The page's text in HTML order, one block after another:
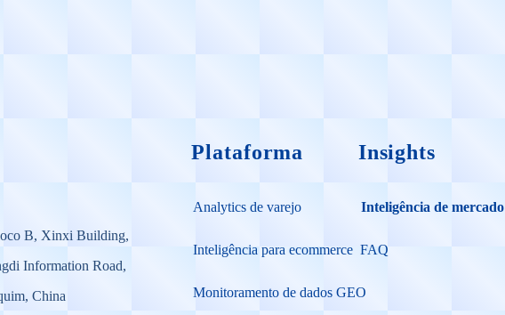
B, Xinxi Building,
Information Road,
China
Plataforma
Analytics de varejo
Inteligência para ecommerce
Monitoramento de dados GEO
Insights
Inteligência de mercado
FAQ